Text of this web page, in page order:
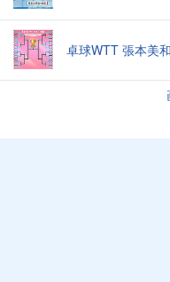
卓球WTT 張本美